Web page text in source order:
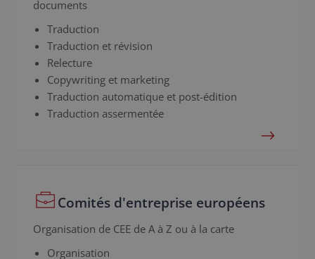
documents
Traduction
Traduction et révision
Relecture
Copywriting et marketing
Traduction automatique et post-édition
Traduction assermentée
Comités d'entreprise européens
Organisation de CEE de A à Z ou à la carte
Organisation